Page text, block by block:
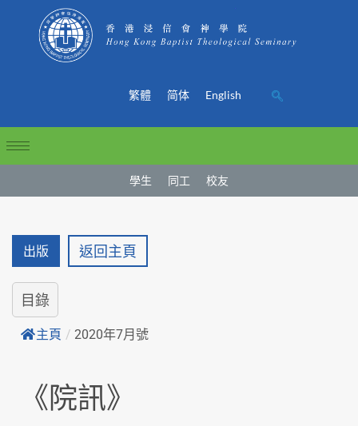
繁體 简体 English
學生 同工 校友
出版 返回主頁
目錄
主頁 / 2020年7月號
《院訊》